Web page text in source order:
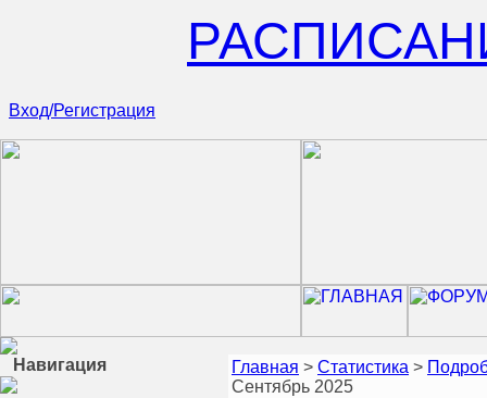
Вход/Регистрация
Навигация Главная > Статистика >
Сентябрь 2025